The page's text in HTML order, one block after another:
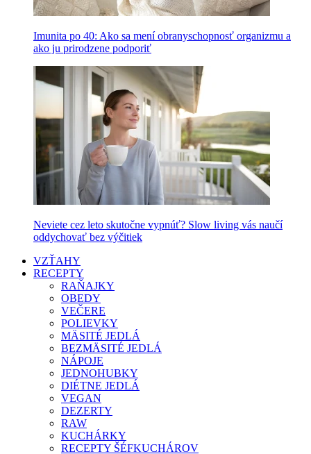
Imunita po 40: Ako sa mení obranyschopnosť organizmu a
ako ju prirodzene podporiť
Neviete cez leto skutočne vypnúť? Slow living vás naučí
oddychovať bez výčitiek
VZŤAHY
RECEPTY
RAŇAJKY
OBEDY
VEČERE
POLIEVKY
MÄSITÉ JEDLÁ
BEZMÄSITÉ JEDLÁ
NÁPOJE
JEDNOHUBKY
DIÉTNE JEDLÁ
VEGAN
DEZERTY
RAW
KUCHÁRKY
RECEPTY ŠÉFKUCHÁROV